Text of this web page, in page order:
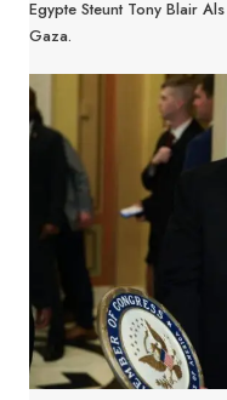
Egypte Steunt Tony Blair
Gaza.